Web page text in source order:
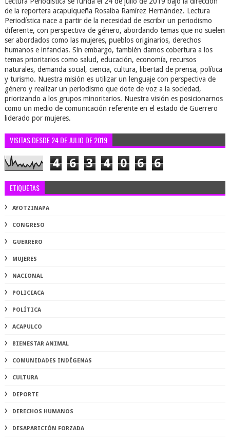
de la reportera acapulqueña Rosalba Ramírez Hernández. Lectura
Periodística nace a partir de la necesidad de escribir un periodismo
diferente, con perspectiva de género, abordando temas que no suelen
ser abordados como las mujeres, pueblos originarios, derechos
humanos e infancias. Sin embargo, también damos cobertura a los
temas prioritarios como salud, educación, economía, recursos
naturales, demanda social, ciencia, cultura, libertad de prensa, política
y turismo. Nuestra misión es utilizar un lenguaje con perspectiva de
género y realizar un periodismo que dote de voz a la sociedad,
priorizando a los grupos minoritarios. Nuestra visión es posicionarnos
como un medio de comunicación referente en el estado de Guerrero
liderado por mujeres.
VISITAS DESDE 24 DE JULIO DE 2019
4 6 3 4 0 6 6
ETIQUETAS
AYOTZINAPA
CONGRESO
GUERRERO
MUJERES
NACIONAL
POLICIACA
POLÍTICA
ACAPULCO
BIENESTAR ANIMAL
COMUNIDADES INDÍGENAS
CULTURA
DEPORTE
DERECHOS HUMANOS
DESAPARICIÓN FORZADA